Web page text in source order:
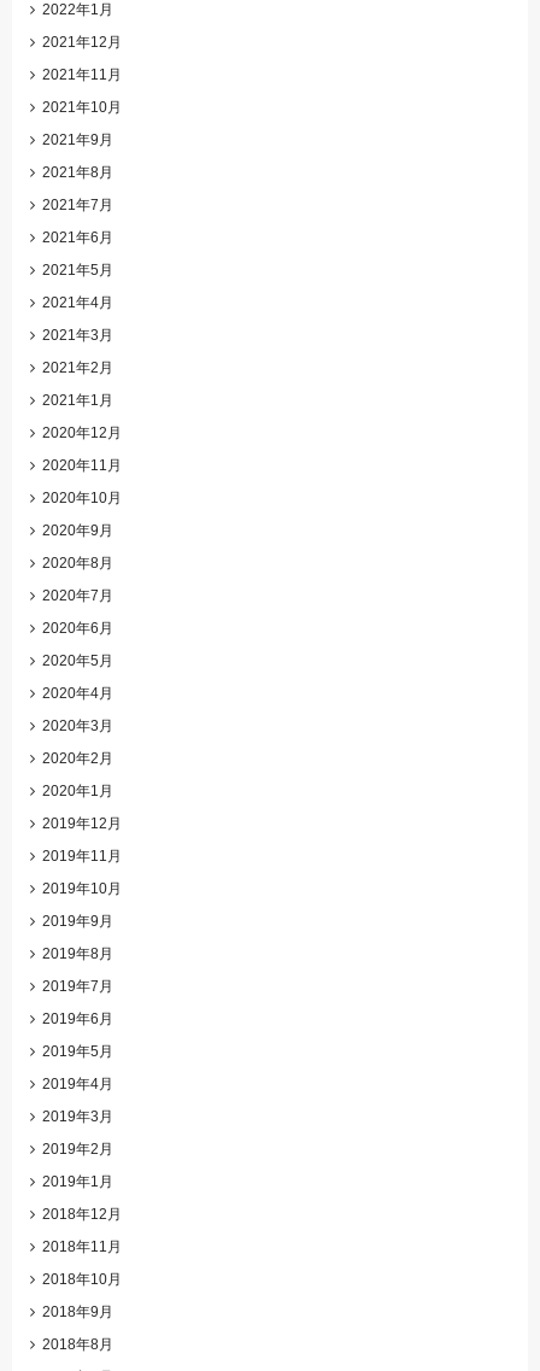
2022年1月
2021年12月
2021年11月
2021年10月
2021年9月
2021年8月
2021年7月
2021年6月
2021年5月
2021年4月
2021年3月
2021年2月
2021年1月
2020年12月
2020年11月
2020年10月
2020年9月
2020年8月
2020年7月
2020年6月
2020年5月
2020年4月
2020年3月
2020年2月
2020年1月
2019年12月
2019年11月
2019年10月
2019年9月
2019年8月
2019年7月
2019年6月
2019年5月
2019年4月
2019年3月
2019年2月
2019年1月
2018年12月
2018年11月
2018年10月
2018年9月
2018年8月